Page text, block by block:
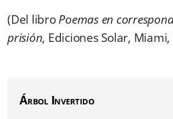
(Del libroPoemas en
prisión, Ediciones Solar, Miami,
Árbol Invertido